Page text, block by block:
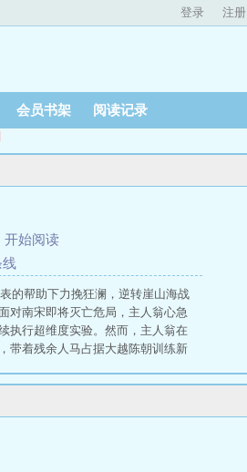
登录 注册
会员书架 阅读记录
开始阅读
线
的帮助下力挽狂澜，逆转崖山海战
对南宋即将灭亡危局，主人翁心急
执行超维度实验。然而，主人翁在
带着残余人马占据大越陈朝训练新